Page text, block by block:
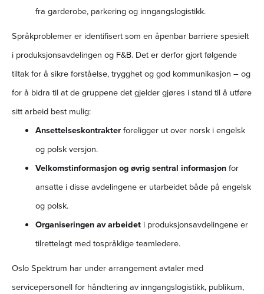
fra garderobe, parkering og inngangslogistikk.
Språkproblemer er identifisert som en åpenbar barriere spesielt
i produksjonsavdelingen og F&B. Det er derfor gjort følgende
tiltak for å sikre forståelse, trygghet og god kommunikasjon – og
for å bidra til at de gruppene det gjelder gjøres i stand til å utføre
sitt arbeid best mulig:
Ansettelseskontrakterforeligger ut over norsk i engelsk
og polsk versjon.
Velkomstinformasjon og øvrig sentral informasjonfor
ansatte i disse avdelingene er utarbeidet både på engelsk
og polsk.
Organiseringen av arbeidet i produksjonsavdelingene er
tilrettelagt med tospråklige teamledere.
Oslo Spektrum har under arrangement avtaler med
servicepersonell for håndtering av inngangslogistikk, publikum,